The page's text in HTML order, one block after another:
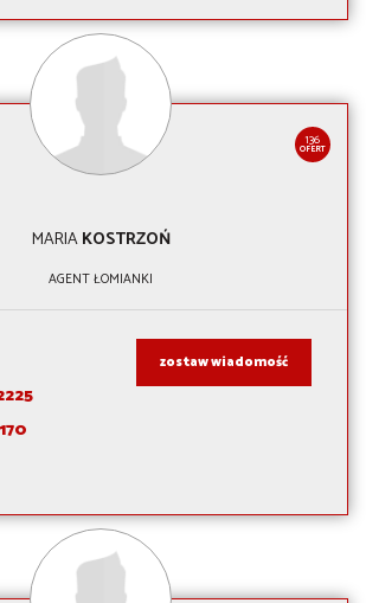
136
OFERT
MARIAKOSTRZOŃ
AGENT ŁOMIANKI
zostaw wiadomość